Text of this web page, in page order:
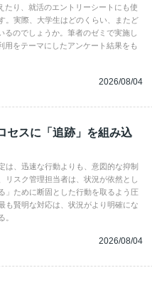
たり、就活のエントリーシートにも使
。実際、大学生はどのくらい、またど
るのでしょうか。筆者のゼミで実施し
用をテーマにしたアンケート結果をも
2026/08/04
スに「追跡」を組み込
は、迅速な行動よりも、意図的な抑制
リスク管理担当者は、状況が依然とし
」ために断固とした行動を取るよう圧
も賢明な対応は、状況がより明確にな
。
2026/08/04